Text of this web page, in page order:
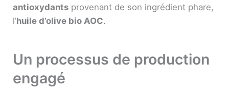
antioxydants provenant de son ingrédient phare,
l’huile d’olive bio AOC.
Un processus de production
engagé